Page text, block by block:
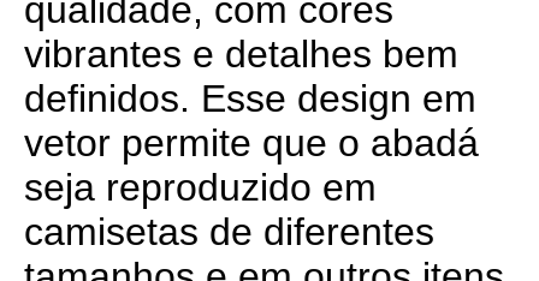
qualidade, com cores
vibrantes e detalhes bem
definidos. Esse design em
vetor permite que o abadá
seja reproduzido em
camisetas de diferentes